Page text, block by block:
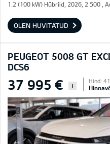
1.2 (100 kW) Hübriid, 2026, 2 500 ,
OLEN HUVITATUD
PEUGEOT 5008 GT
DCS6
37 995 € i
Hind: